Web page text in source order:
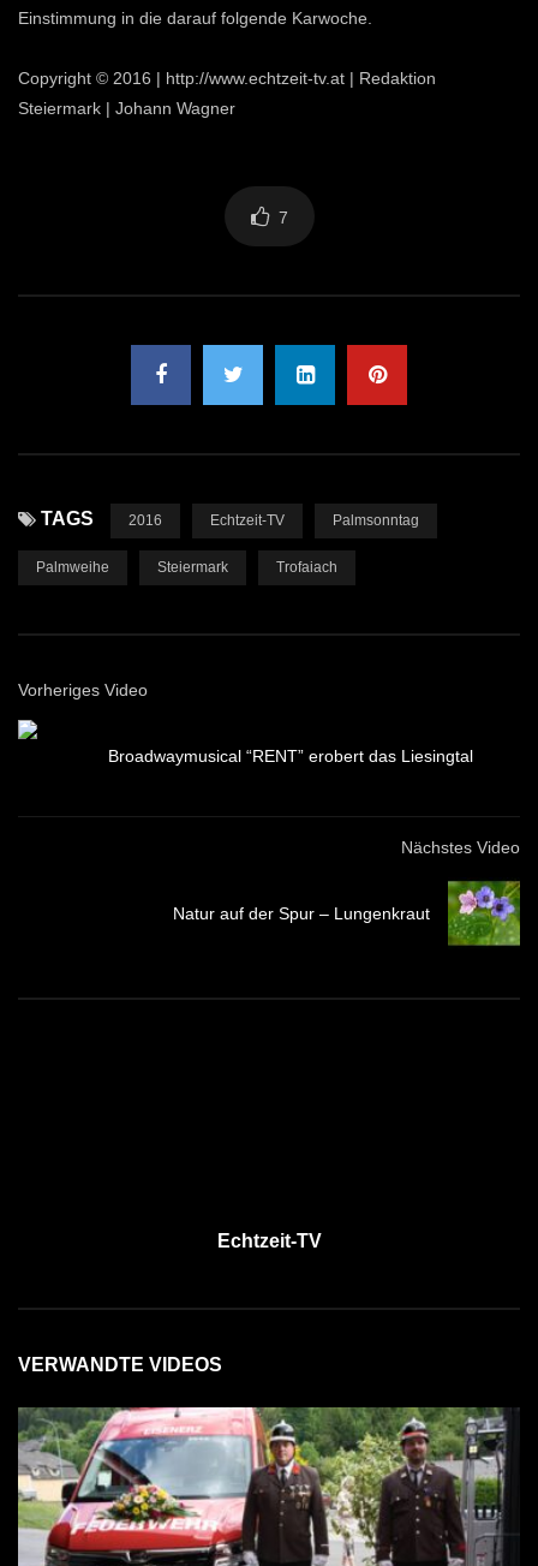
Einstimmung in die darauf folgende Karwoche.
Copyright © 2016 | http://www.echtzeit-tv.at | Redaktion
Steiermark | Johann Wagner
7
TAGS 2016 Echtzeit-TV Palmsonntag
Palmweihe Steiermark Trofaiach
Vorheriges Video
Broadwaymusical “RENT” erobert das Liesingtal
Nächstes Video
Natur auf der Spur – Lungenkraut
Echtzeit-TV
VERWANDTE VIDEOS